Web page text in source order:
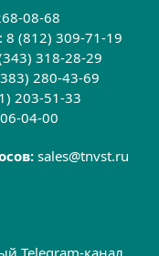
08-68
8 (812) 309-71-19
318-28-29
280-43-69
203-51-33
04-00
sales@tnvst.ru
Telegram-канал